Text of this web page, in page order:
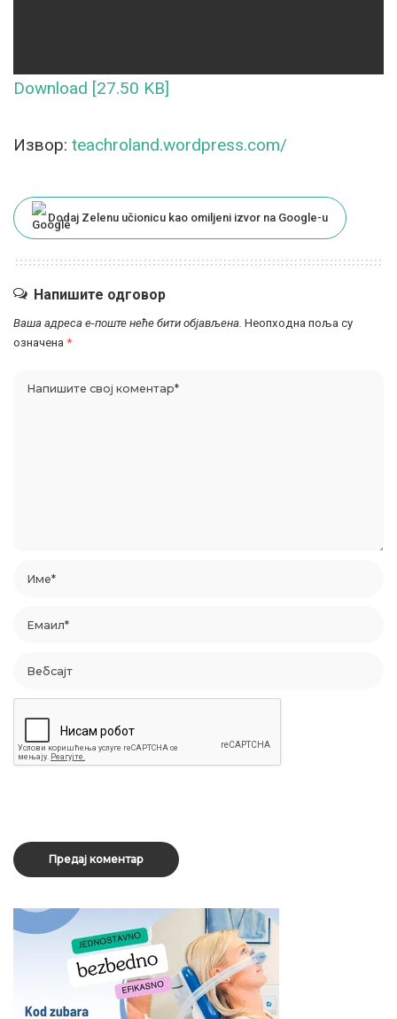
Download [27.50 KB]
Извор: teachroland.wordpress.com/
Dodaj Zelenu učionicu kao omiljeni izvor na Google-u
Напишите одговор
Ваша адреса е-поште неће бити објављена. Неопходна поља су
означена *